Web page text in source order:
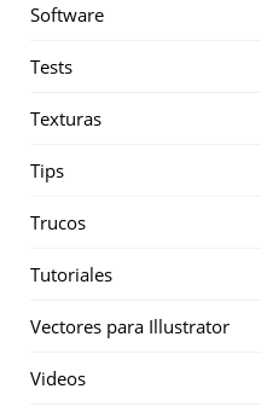
Software
Tests
Texturas
Tips
Trucos
Tutoriales
Vectores para Illustrator
Videos